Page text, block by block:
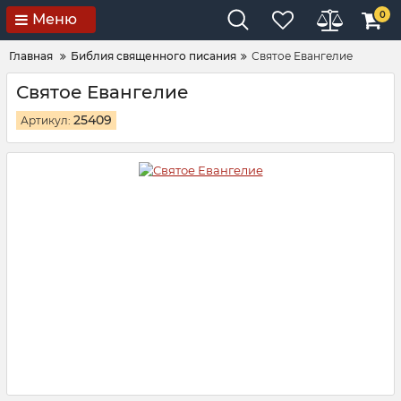
Меню 0
Главная Библия священного писания Святое Евангелие
Святое Евангелие
Артикул: 25409